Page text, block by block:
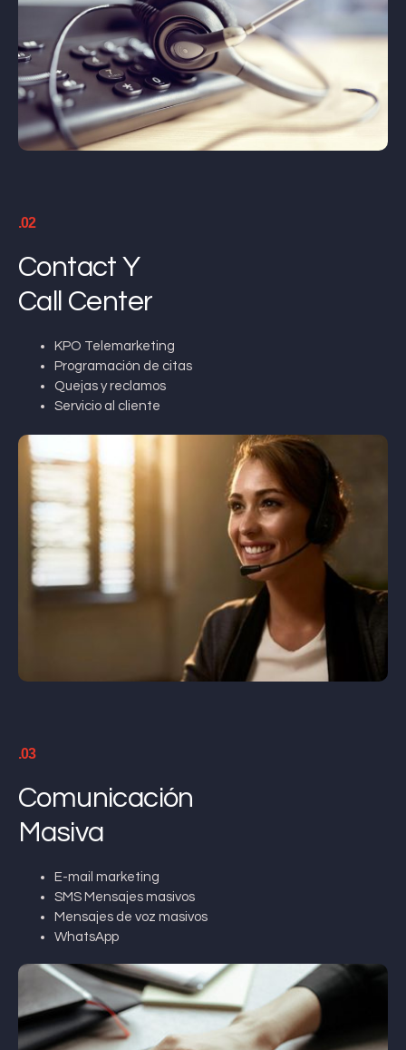
.02
Contact Y
Call Center
KPO Telemarketing
Programación de citas
Quejas y reclamos
Servicio al cliente
.03
Comunicación
Masiva
E-mail marketing
SMS Mensajes masivos
Mensajes de voz masivos
WhatsApp